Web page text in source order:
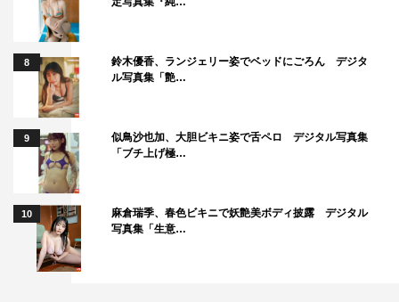
8
鈴木優香、ランジェリー姿でベッドにごろん デジタ
ル写真集「艶…
9
似鳥沙也加、大胆ビキニ姿で舌ペロ デジタル写真集
「ブチ上げ極…
10
麻倉瑞季、春色ビキニで妖艶美ボディ披露 デジタル
写真集「生意…